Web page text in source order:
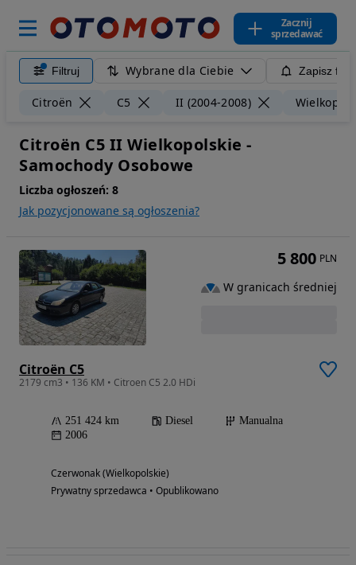
Zacznij
sprzedawać
Filtruj Wybrane dla Ciebie Zapisz
Citroën C5 II (2004-2008)
Citroën C5 II Wielkopolskie -
Samochody Osobowe
Liczba ogłoszeń: 8
Jak pozycjonowane są ogłoszenia?
Citroën C5
2179 cm3 • 136 KM • Citroen C5 2.0 HDi
251 424 km Diesel
Manualna
2006
Czerwonak (Wielkopolskie)
Prywatny sprzedawca • Opublikowano
5 800 PLN
W granicach średniej